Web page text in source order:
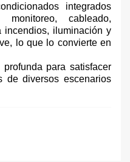
integrados
cableado,
incendios, iluminación y
lo que lo convierte en
para satisfacer
de diversos escenarios